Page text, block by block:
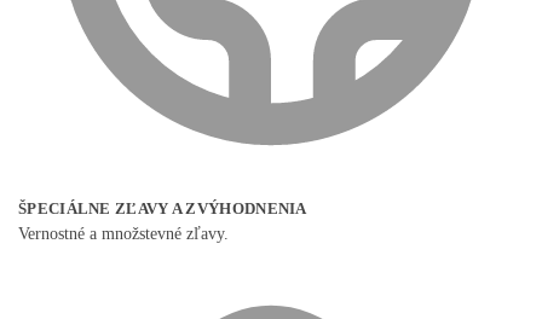
ŠPECIÁLNE ZĽAVY A ZVÝHODNENIA
Vernostné a množstevné zľavy.